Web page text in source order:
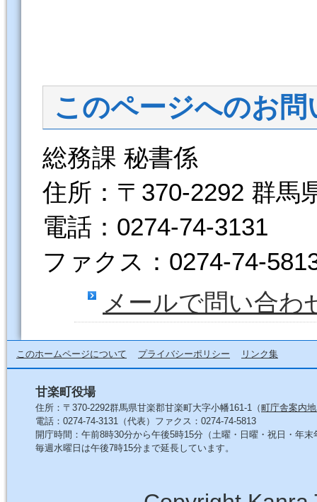
このページへのお問
総務課 秘書係
住所：〒370-2292 群馬
電話：0274-74-3131
ファクス：0274-74-
メールで問い合わ
このホームページについて プライバシーポリシー リンク集
甘楽町役場
住所：〒370-2292群馬県甘楽郡甘楽町大字小幡161-1（町庁舎案内
電話：0274-74-3131（代表）ファクス：0274-74-5813
開庁時間：午前8時30分から午後5時15分（土曜・日曜・祝日・年末
毎週水曜日は午後7時15分まで延長しています。